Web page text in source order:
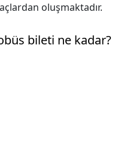
oluşmaktadır.
bileti ne kadar?